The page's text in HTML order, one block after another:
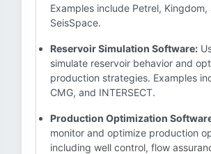
Examples include Petrel, Kingdom,
SeisSpace.
Reservoir Simulation Software:
simulate reservoir behavior and
production strategies. Examples
CMG, and INTERSECT.
Production Optimization
monitor and optimize production
including well control, flow